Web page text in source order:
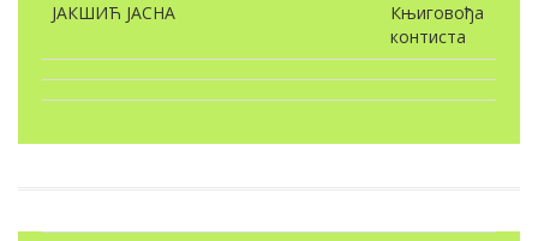
ЈАКШИЋ ЈАСНА
Књиговођа
контиста